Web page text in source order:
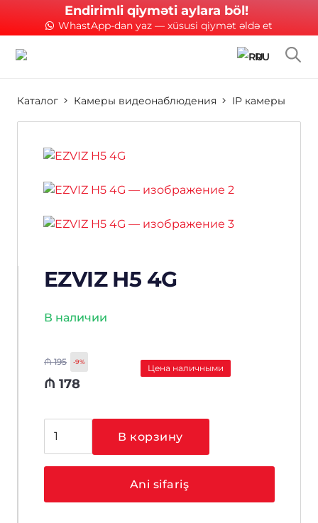
Endirimli qiyməti aylara böl!
WhastApp-dan yaz — xüsusi qiymət əldə et
RU
Каталог Камеры видеонаблюдения IP камеры
EZVIZ H5 4G
В наличии
₼195 -9%
₼ 178
Цена наличными
товара
В корзину
Ani sifariş